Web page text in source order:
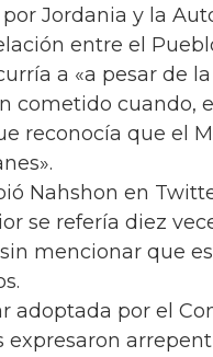
Jordania y la
entre el
a «a pesar de
cometido cuando,
reconocía que el
Nahshon en
se refería diez
mencionar que
adoptada por el
expresaron